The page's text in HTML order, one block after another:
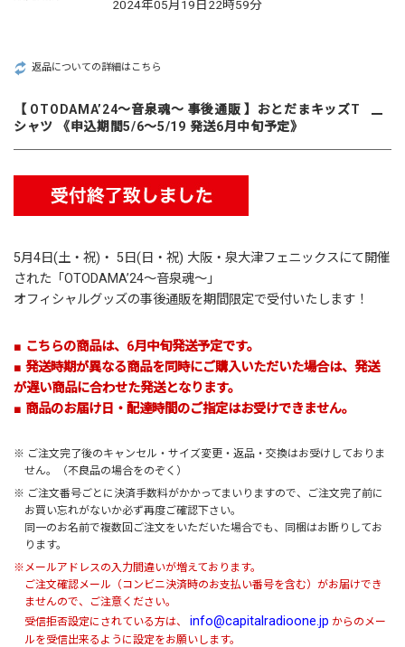
2024年05月19日22時59分
返品についての詳細はこちら
【 OTODAMA’24～音泉魂～ 事後通販 】おとだまキッズT
シャツ 《申込期間5/6～5/19 発送6月中旬予定》
5月4日(土・祝)・ 5日(日・祝) 大阪・泉大津フェニックスにて開催
された「 OTODAMA’24～音泉魂～ 」
オフィシャルグッズの事後通販を期間限定で受付いたします！
■ こちらの商品は、6月中旬発送予定です。
■ 発送時期が異なる商品を同時にご購入いただいた場合は、発送
が遅い商品に合わせた発送となります。
■ 商品のお届け日・配達時間のご指定はお受けできません。
※ ご注文完了後のキャンセル・サイズ変更・返品・交換はお受けしておりま
せん。（不良品の場合をのぞく）
※ ご注文番号ごとに決済手数料がかかってまいりますので、ご注文完了前に
お買い忘れがないか必ず再度ご確認下さい。
同一のお名前で複数回ご注文をいただいた場合でも、同梱はお断りしてお
ります。
※メールアドレスの入力間違いが増えております。
ご注文確認メール（コンビニ決済時のお支払い番号を含む）がお届けでき
ませんので、ご注意ください。
受信拒否設定にされている方は、 info@capitalradioone.jp からのメー
ルを受信出来るように設定をお願いします。